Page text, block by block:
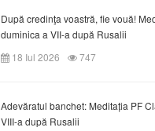
După credinţa voastră, fie vouă!
duminica a VII-a după Rusalii
18 Iul 2026
747
Adevăratul banchet: Meditația PF
VIII-a după Rusalii